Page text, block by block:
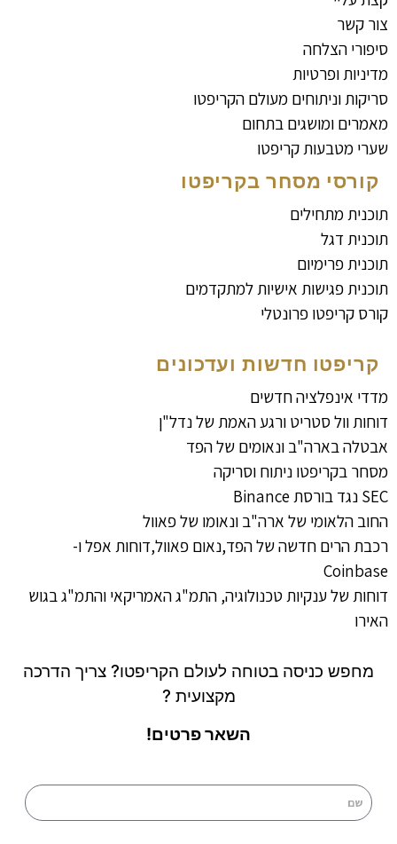
צור קשר
סיפורי הצלחה
מדיניות ופרטיות
סריקות וניתוחים מעולם הקריפטו
מאמרים ומושגים בתחום
שערי מטבעות קריפטו
קורסי מסחר בקריפטו
תוכנית מתחילים
תוכנית דגל
תוכנית פרימיום
תוכנית פגישות אישיות למתקדמים
קורס קריפטו פרונטלי
קריפטו חדשות ועדכונים
מדדי אינפלציה חדשים
דוחות וול סטריט ורגע האמת של נדל"ן
אבטלה בארה"ב ונאומים של הפד
מסחר בקריפטו ניתוח וסריקה
SEC נגד בורסת Binance
החוב הלאומי של ארה"ב ונאומו של פאוול
רכבת הרים חדשה של הפד,נאום פאוול,דוחות אפל ו-
Coinbase
דוחות של ענקיות טכנולוגיה, התמ"ג האמריקאי והתמ"ג בגוש
האירו
מחפש כניסה בטוחה לעולם הקריפטו? צריך הדרכה
מקצועית ?
השאר פרטים!